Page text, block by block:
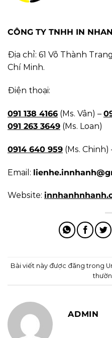
CÔNG TY TNHH IN
Địa chỉ: 61 Võ Thành
Chí Minh.
Điện thoại:
091 138 4166 (Ms. Vân) –
091 263 3649 (Ms. Loan)
0914 640 959 (Ms. Chinh)
Email:
Website:
Bài viết này được đăng trong
ADMIN